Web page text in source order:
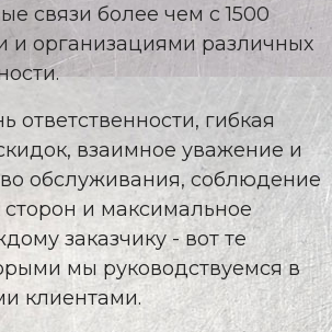
связи более чем с 1500
и организациями различных
ответственности, гибкая
взаимное уважение и
обслуживания, соблюдение
сторон и максимальное
заказчику - вот те
мы руководствуемся в
клиентами.